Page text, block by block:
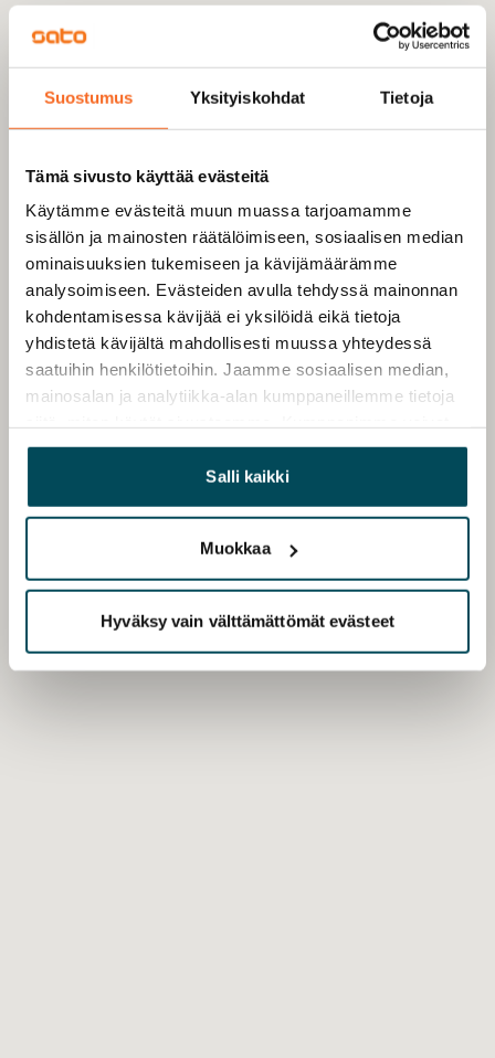
Suostumus Yksityiskohdat Tietoja
Tämä sivusto käyttää evästeitä
Käytämme evästeitä muun muassa tarjoamamme
sisällön ja mainosten räätälöimiseen, sosiaalisen median
ominaisuuksien tukemiseen ja kävijämäärämme
analysoimiseen. Evästeiden avulla tehdyssä mainonnan
kohdentamisessa kävijää ei yksilöidä eikä tietoja
yhdistetä kävijältä mahdollisesti muussa yhteydessä
saatuihin henkilötietoihin. Jaamme sosiaalisen median,
mainosalan ja analytiikka-alan kumppaneillemme tietoja
yhdistää näitä tietoja muihin tietoihin, joita olet antanut
heille tai joita on kerätty, kun olet käyttänyt heidän
palvelujaan.
Salli kaikki
Muokkaa
Hyväksy vain välttämättömät evästeet